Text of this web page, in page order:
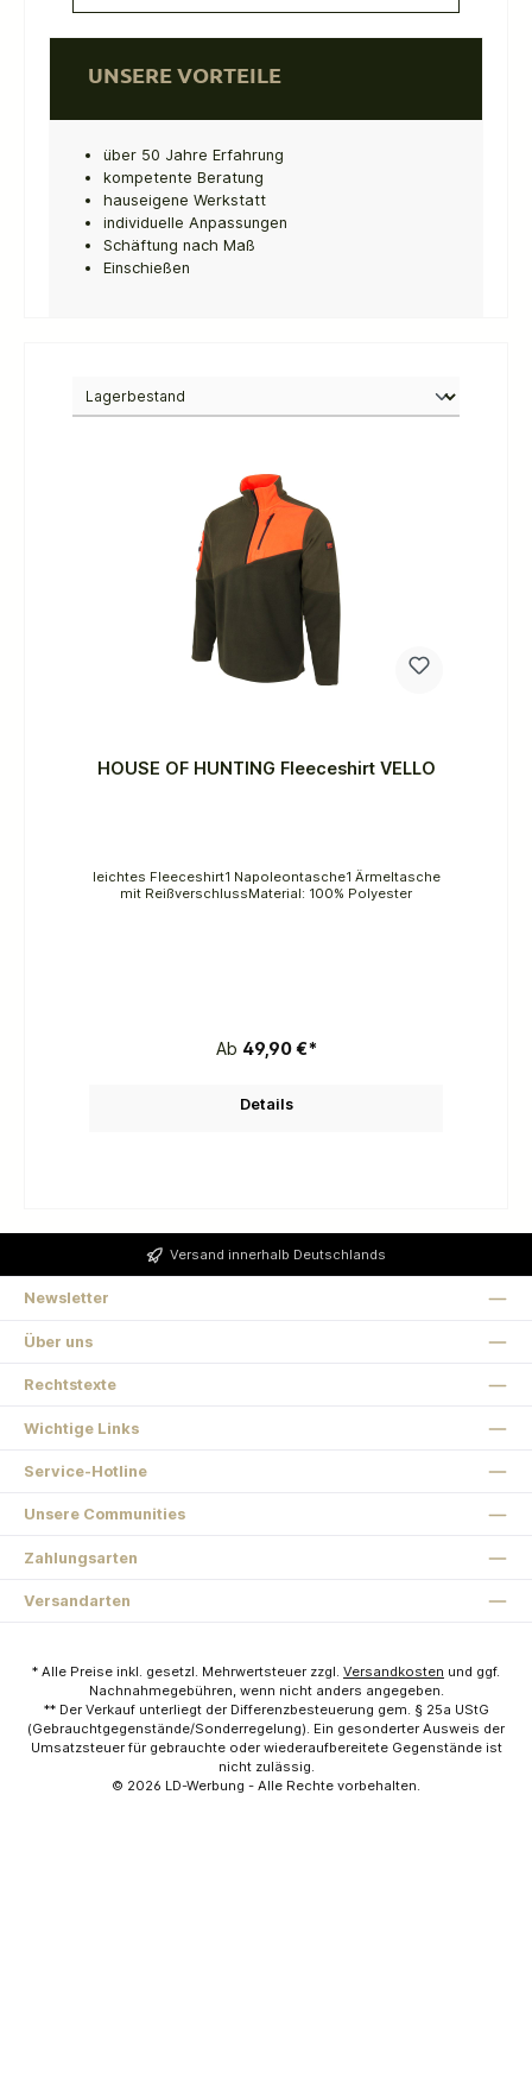
UNSERE VORTEILE
über 50 Jahre Erfahrung
kompetente Beratung
hauseigene Werkstatt
individuelle Anpassungen
Schäftung nach Maß
Einschießen
HOUSE OF HUNTING Fleeceshirt VELLO
leichtes Fleeceshirt1 Napoleontasche1 Ärmeltasche
mit ReißverschlussMaterial: 100% Polyester
Ab 49,90 €*
Details
Versand innerhalb Deutschlands
Newsletter
Über uns
Rechtstexte
Wichtige Links
Service-Hotline
Unsere Communities
Zahlungsarten
Versandarten
* Alle Preise inkl. gesetzl. Mehrwertsteuer zzgl. Versandkosten und ggf.
Nachnahmegebühren, wenn nicht anders angegeben.
** Der Verkauf unterliegt der Differenzbesteuerung gem. § 25a UStG
(Gebrauchtgegenstände/Sonderregelung). Ein gesonderter Ausweis der
Umsatzsteuer für gebrauchte oder wiederaufbereitete Gegenstände ist
nicht zulässig.
© 2026 LD-Werbung - Alle Rechte vorbehalten.